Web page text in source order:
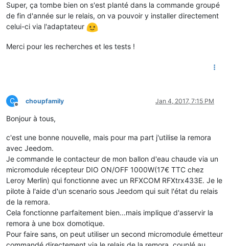
Super, ça tombe bien on s'est planté dans la commande groupé
de fin d'année sur le relais, on va pouvoir y installer directement
celui-ci via l'adaptateur
Merci pour les recherches et les tests !
C
Offline
choupfamily Jan 4, 2017, 7:15 PM
Bonjour à tous,
c'est une bonne nouvelle, mais pour ma part j'utilise la remora
avec Jeedom.
Je commande le contacteur de mon ballon d'eau chaude via un
micromodule récepteur DIO ON/OFF 1000W(17€ TTC chez
Leroy Merlin) qui fonctionne avec un RFXCOM RFXtrx433E. Je le
pilote à l'aide d'un scenario sous Jeedom qui suit l'état du relais
de la remora.
Cela fonctionne parfaitement bien...mais implique d'asservir la
remora à une box domotique.
Pour faire sans, on peut utiliser un second micromodule émetteur